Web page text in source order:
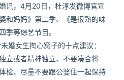
讯，4月20日，杜淳发微博官宣
和妈妈》第二季、《是很熟的味
季等综艺节目。
婚女生掏心窝子的十点建议：
立或者精神独立、不要凑合将
检、尽量不要跟公婆住一起保持